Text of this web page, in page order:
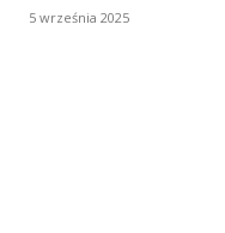
5 września 2025